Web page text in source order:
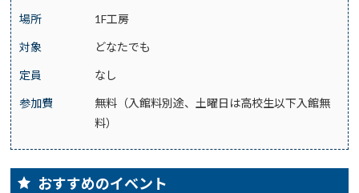
場所 1F工房
対象 どなたでも
定員 なし
参加費
無料（入館料別途、土曜日は高校生以下入館無
料）
おすすめのイベント